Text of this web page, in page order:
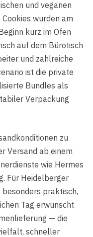
und veganen
wurden am
kurz im Ofen
auf dem Bürotisch
und zahlreiche
ist die private
Bundles als
Verpackung
zu
Versand ab einem
wie Hermes
Für Heidelberger
praktisch,
Tag erwünscht
— die
schneller